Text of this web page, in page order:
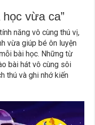
vừa ca”
năng vô cùng thú vị,
vừa giúp bé ôn luyện
bài học. Những từ
bài hát vô cùng sôi
thú và ghi nhớ kiến